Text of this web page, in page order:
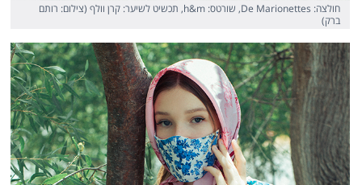
חולצה: De Marionettes, שורטס: h&m, תכשיט לשיער: קרן וולף (צילום: רותם
ברק)